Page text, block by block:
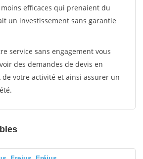
efficaces qui prenaient du
un investissement sans garantie
service sans engagement vous
des demandes de devis en
votre activité et ainsi assurer un